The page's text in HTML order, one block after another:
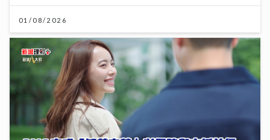
01/08/2026